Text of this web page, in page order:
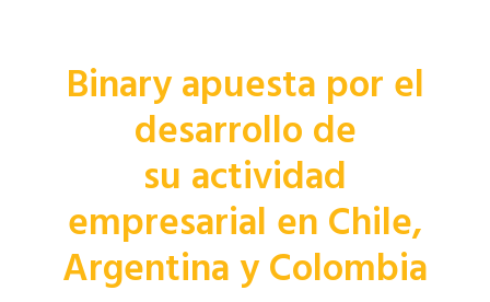
Binary apuesta por el
desarrollo de
su actividad
empresarial en Chile,
Argentina y Colombia